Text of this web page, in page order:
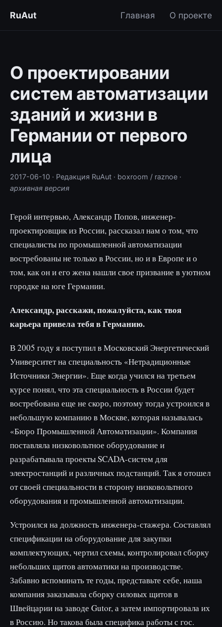
RuAut Главная О проекте
О проектировании
систем автоматизации
зданий и жизни в
Германии от первого
лица
2017-06-10 · Редакция RuAut · boxroom / raznoe ·
архивная версия
Герой интервью, Александр Попов, инженер-
проектировщик из России, рассказал нам о том, что
специалисты по промышленной автоматизации
востребованы не только в России, но и в Европе и о
том, как он и его жена нашли свое призвание в уютном
городке на юге Германии.
Александр, расскажи, пожалуйста, как твоя
карьера привела тебя в Германию.
В 2005 году я поступил в Московский Энергетический
Университет на специальность «Нетрадиционные
Источники Энергии». Еще когда учился на третьем
курсе понял, что эта специальность в России будет
востребована еще не скоро, поэтому тогда устроился в
небольшую компанию в Москве, которая называлась
«Бюро Промышленной Автоматизации». Компания
поставляла низковольтное оборудование и
разрабатывала проекты SCADA-систем для
электростанций и различных подстанций. Так я отошел
от своей специальности в сторону низковольтного
оборудования и промышленной автоматизации.
Устроился на должность инженера-стажера. Составлял
спецификации на оборудование для закупки
комплектующих, чертил схемы, контролировал сборку
небольших щитов автоматики на производстве.
Забавно вспоминать те годы, представьте себе, наша
компания заказывала сборку силовых щитов в
Швейцарии на заводе Gutor, а затем импортировала их
в Россию. Но такова была специфика работы с гос.